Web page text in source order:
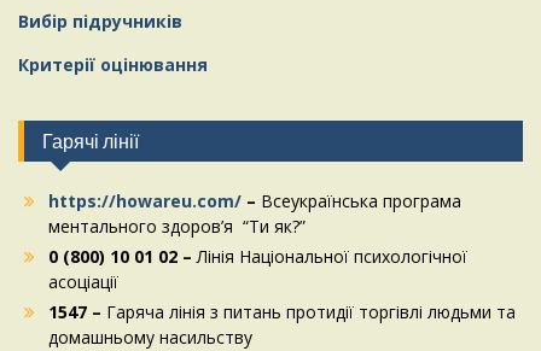
Вибір підручників
Критерії оцінювання
Гарячі лінії
https://howareu.com/ – Всеукраїнська програма
ментального здоров’я “Ти як?”
0 (800) 10 01 02 –Лінія Національної психологічної
асоціації
1547 – Гаряча лінія з питань протидії торгівлі людьми та
домашньому насильству